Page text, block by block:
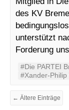
des KV
unterstützt
Forderung
#Die PARTEI
#Xander-Philip
← Ältere Einträge